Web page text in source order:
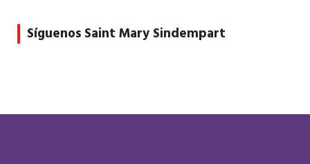
Síguenos Saint Mary Sindempart